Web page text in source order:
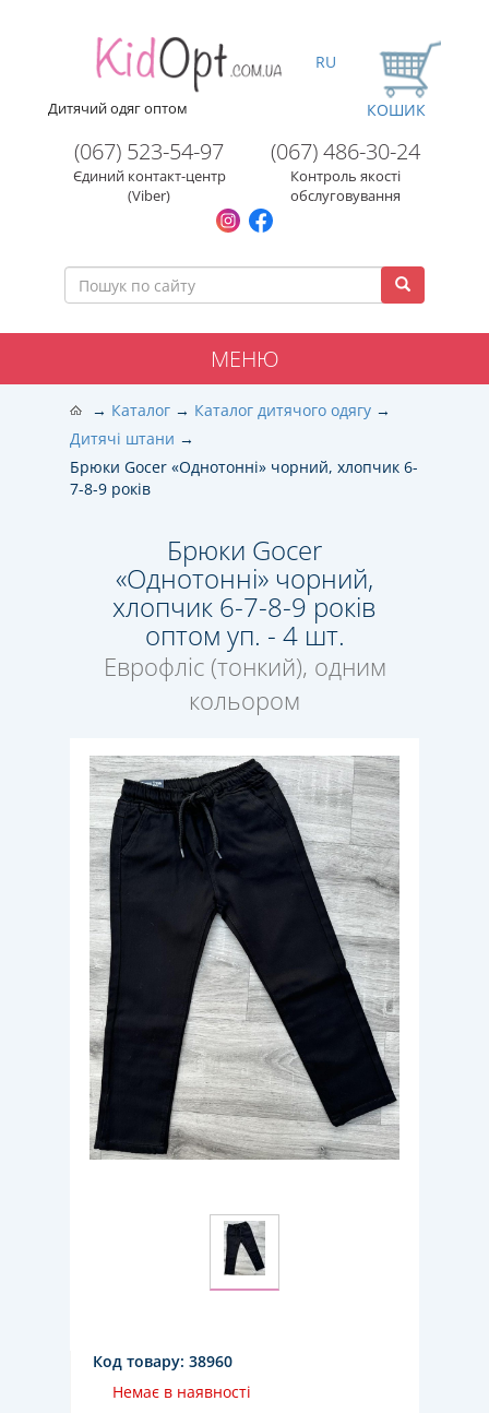
Дитячий одяг оптом
(067) 523-54-97
Єдиний контакт-центр
(Viber)
(067) 486-30-24
Контроль якості
обслуговування
RU
КОШИК
МЕНЮ
Каталог
Каталог дитячого одягу
Дитячі штани
Брюки Gocer «Однотонні» чорний, хлопчик 6-
7-8-9 років
Брюки Gocer
«Однотонні» чорний,
хлопчик 6-7-8-9 років
оптом уп. - 4 шт.
Еврофліс (тонкий), одним
кольором
Код товару: 38960
Немає в наявності